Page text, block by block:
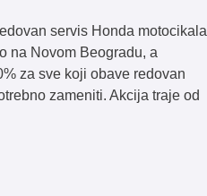
servis Honda motocikala
na Novom Beogradu, a
za sve koji obave redovan
zameniti. Akcija traje od